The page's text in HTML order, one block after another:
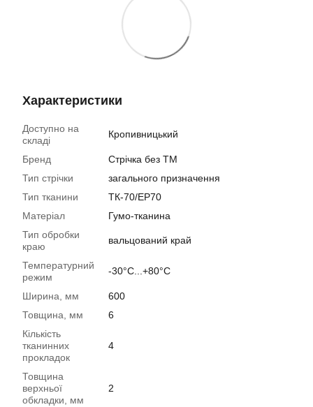
Характеристики
Доступно на
складі
Кропивницький
Бренд
Стрічка без ТМ
Тип стрічки
загального призначення
Тип тканини
ТК-70/EP70
Матеріал
Гумо-тканина
Тип обробки
краю
вальцований край
Температурний
режим
-30°C...+80°C
Ширина, мм
600
Товщина, мм
6
Кількість
тканинних
прокладок
4
Товщина
верхньої
обкладки, мм
2